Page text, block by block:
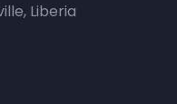
Liberia